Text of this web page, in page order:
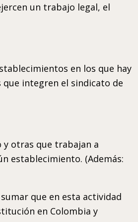
un trabajo legal, el
en los que hay
que integren el sindicato de
y otras que trabajan a
establecimiento. (Además:
que en esta actividad
en Colombia y